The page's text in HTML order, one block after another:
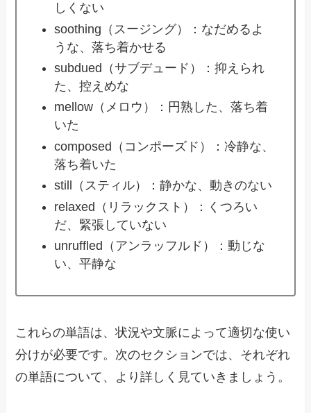
しくない
soothing（スージング）：なだめるよ
うな、落ち着かせる
subdued（サブデュード）：抑えられ
た、控えめな
mellow（メロウ）：円熟した、落ち着
いた
composed（コンポーズド）：冷静な、
落ち着いた
still（スティル）：静かな、動きのない
relaxed（リラックスト）：くつろい
だ、緊張していない
unruffled（アンラッフルド）：動じな
い、平静な
これらの単語は、状況や文脈によって適切な使い
分けが必要です。次のセクションでは、それぞれ
の単語について、より詳しく見ていきましょう。